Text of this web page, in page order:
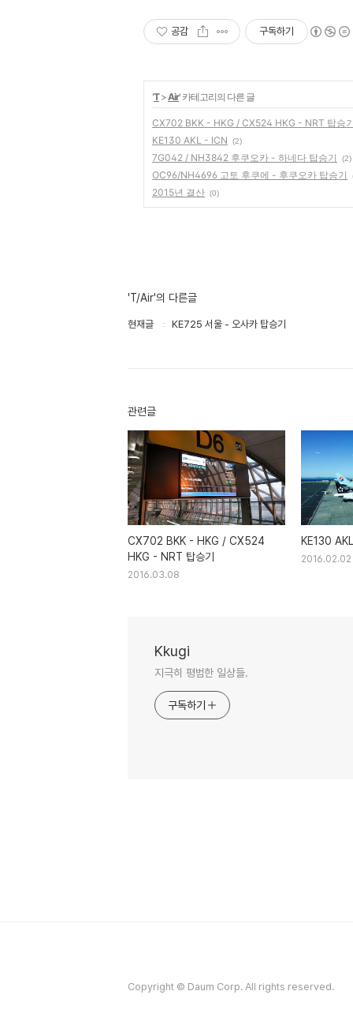
공감 구독하기
'T>Air' 카테고리의 다른 글
CX702 BKK - HKG / CX524 HKG - NRT 탑승
KE130 AKL - ICN
(2)
7G042 / NH3842 후쿠오카 - 하네다 탑승기 (2)
OC96/NH4696 고토 후쿠에 - 후쿠오카 탑승기
2015년 결산 (0)
'T/Air'의 다른글
현재글 KE725 서울 - 오사카 탑승기
관련글
CX702 BKK - HKG / CX524
HKG - NRT 탑승기
2016.03.08
KE130
2016.02.02
Kkugi
지극히 평범한 일상들.
구독하기
Copyright © Daum Corp. All rights reserved.